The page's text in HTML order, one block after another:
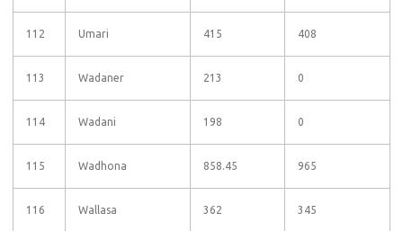
112 Umari 415 408
113 Wadaner 213 0
114 Wadani 198 0
115 Wadhona 858.45 965
116 Wallasa 362 345